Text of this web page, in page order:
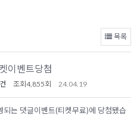
목록
이벤트당첨
조회 4,855회 24.04.19
는 댓글이벤트(티켓무료)에 당첨됐습